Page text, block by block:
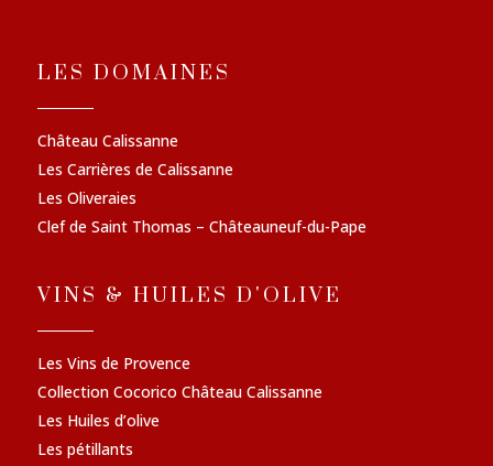
LES DOMAINES
Château Calissanne
Les Carrières de Calissanne
Les Oliveraies
Clef de Saint Thomas – Châteauneuf-du-Pape
VINS & HUILES D'OLIVE
Les Vins de Provence
Collection Cocorico Château Calissanne
Les Huiles d’olive
Les pétillants